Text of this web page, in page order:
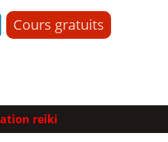
Cours gratuits
reiki